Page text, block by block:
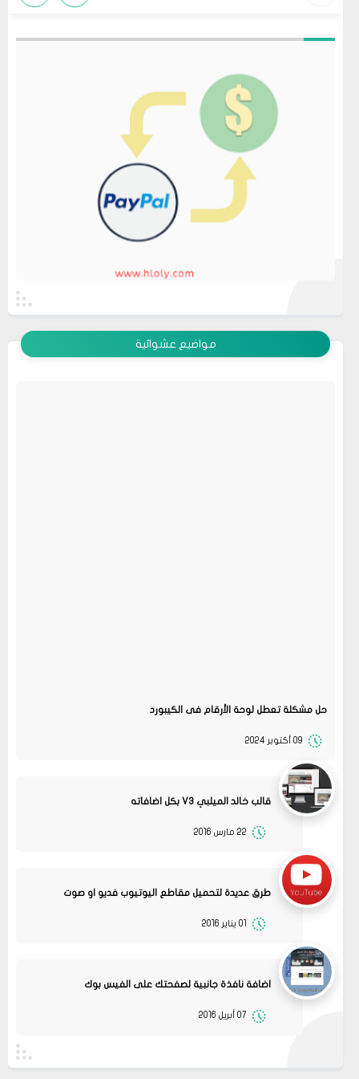
مواضيع عشوائية
حل مشكلة تعطل لوحة الأرقام فى الكيبورد
09 أكتوبر 2024
قالب خالد الميلبي V3 بكل اضافاته
22 مارس 2016
طرق عديدة لتحميل مقاطع اليوتيوب فديو او صوت
01 يناير 2016
اضافة نافذة جانبية لصفحتك على الفيس بوك
07 أبريل 2016
11 2022
مشاركة
08
جرب الطريقتين ممكن تحل المشكله
حلولي